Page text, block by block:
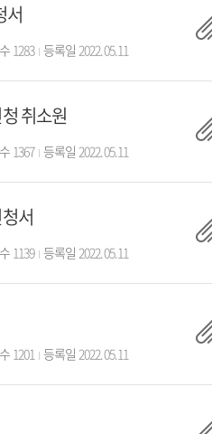
서
1283 등록일 2022.05.11
취소원
1367 등록일 2022.05.11
서
1139 등록일 2022.05.11
1201 등록일 2022.05.11